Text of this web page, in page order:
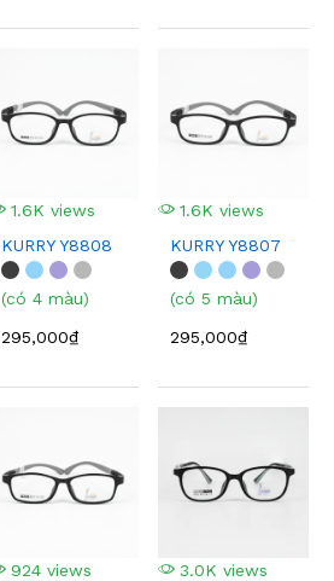
1.6K views
KURRY Y8808
(có 4 màu)
295,000₫
1.6K views
KURRY Y8807
(có 5 màu)
295,000₫
924 views
3.0K views